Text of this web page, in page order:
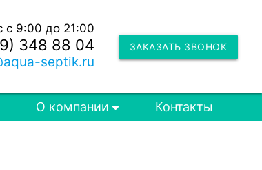
ЗАКАЗАТЬ ЗВОНОК
с 9:00 до 21:00
348 88 04
septik.ru
О компании Контакты